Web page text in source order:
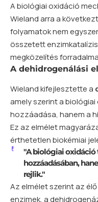
A biológiai oxidáció
Wieland arra a
folyamatok nem
összetett
megközelítés
A dehidrogenálási
Wieland kifejlesztette a
amely szerint a
hozzáadása, hanem a
Ez az elmélet
érthetetlen biokémiai
"A biológiai
hozzáadásában,
rejlik."
Az elmélet szerint az
enzimek, a